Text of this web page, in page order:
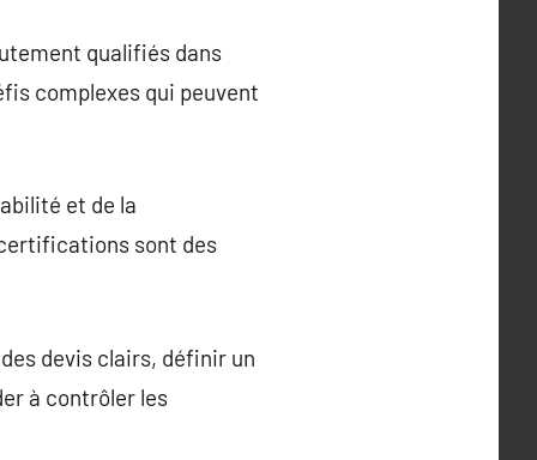
qualifiés dans
complexes qui peuvent
et de la
sont des
devis clairs, définir un
à contrôler les